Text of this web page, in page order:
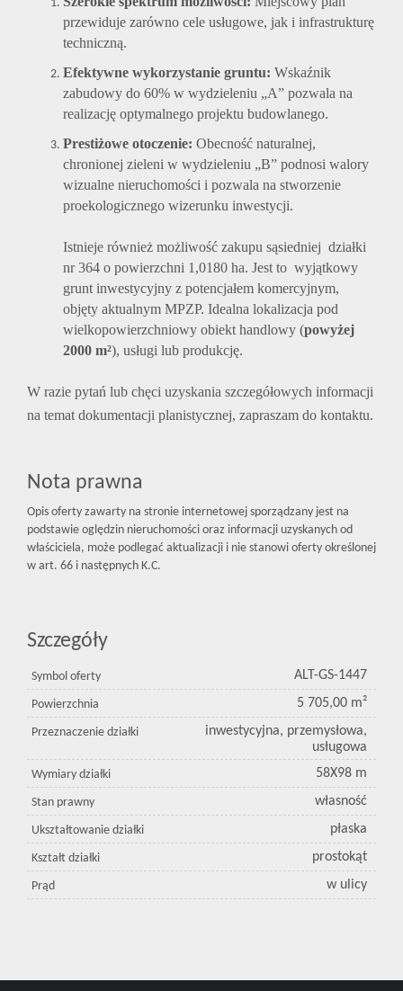
przewiduje zarówno cele usługowe, jak i infrastrukturę
techniczną.
Efektywne wykorzystanie gruntu: Wskaźnik
zabudowy do 60% w wydzieleniu „A” pozwala na
realizację optymalnego projektu budowlanego.
Prestiżowe otoczenie: Obecność naturalnej,
chronionej zieleni w wydzieleniu „B” podnosi walory
wizualne nieruchomości i pozwala na stworzenie
proekologicznego wizerunku inwestycji.
Istnieje również możliwość zakupu sąsiedniej działki
nr 364 o powierzchni 1,0180 ha. Jest to wyjątkowy
grunt inwestycyjny z potencjałem komercyjnym,
objęty aktualnym MPZP. Idealna lokalizacja pod
wielkopowierzchniowy obiekt handlowy (powyżej
2000 m²), usługi lub produkcję.
W razie pytań lub chęci uzyskania szczegółowych informacji
na temat dokumentacji planistycznej, zapraszam do kontaktu.
Nota prawna
Opis oferty zawarty na stronie internetowej sporządzany jest na
podstawie oględzin nieruchomości oraz informacji uzyskanych od
właściciela, może podlegać aktualizacji i nie stanowi oferty określonej
w art. 66 i następnych K.C.
Szczegóły
Symbol oferty ALT-GS-1447
Powierzchnia 5 705,00 m²
Przeznaczenie działki
inwestycyjna, przemysłowa,
usługowa
Wymiary działki 58X98 m
Stan prawny własność
Ukształtowanie działki płaska
Kształt działki prostokąt
Prąd w ulicy